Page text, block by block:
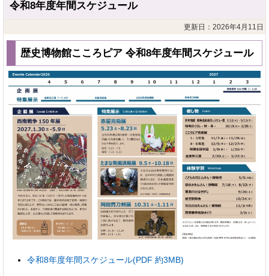
令和8年度年間スケジュール
更新日：2026年4月11日
歴史博物館こころピア 令和8年度年間スケジュール
令和8年度年間スケジュール(PDF 約3MB)